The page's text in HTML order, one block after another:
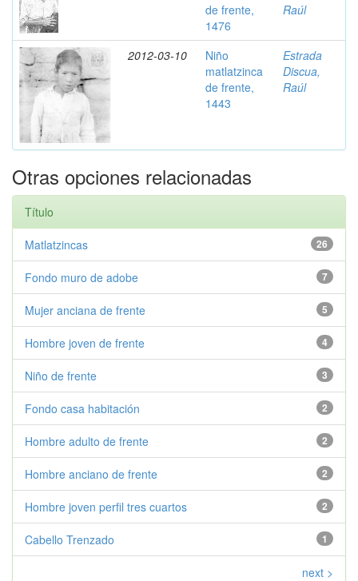
de frente,
1476
Raúl
2012-03-10
Niño
matlatzinca
de frente,
1443
Estrada
Discua,
Raúl
Otras opciones relacionadas
Título
26
Matlatzincas
7
Fondo muro de adobe
5
Mujer anciana de frente
4
Hombre joven de frente
3
Niño de frente
2
Fondo casa habitación
2
Hombre adulto de frente
2
Hombre anciano de frente
2
Hombre joven perfil tres cuartos
1
Cabello Trenzado
next >